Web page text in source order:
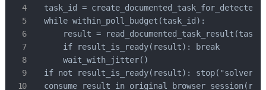
task_id =
  while within_poll_budget(task_id):
result =
      if result_is_ready(result): break
      wait_with_jitter()
if not result_is_ready(result):